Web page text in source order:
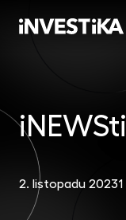
2. listopadu 2023